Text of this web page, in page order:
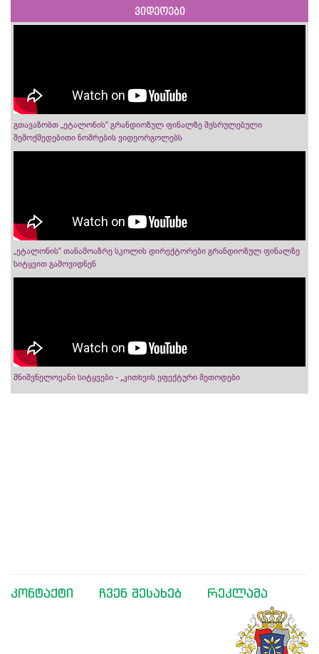
ვიდეოები
გთავაზობთ „ეტალონის“ გრანდიოზულ ფინალზე შესრულებული
შემოქმედებითი ნომრების ვიდეორგოლებს
„ეტალონის“ თანამოაზრე სკოლის დირექტორები გრანდიოზულ ფინალზე
სიტყვით გამოვიდნენ
მნიშვნელოვანი სიტყვები - „კითხვის ეფექტური მეთოდები
კონტაქტი ჩვენ შესახებ რეკლამა